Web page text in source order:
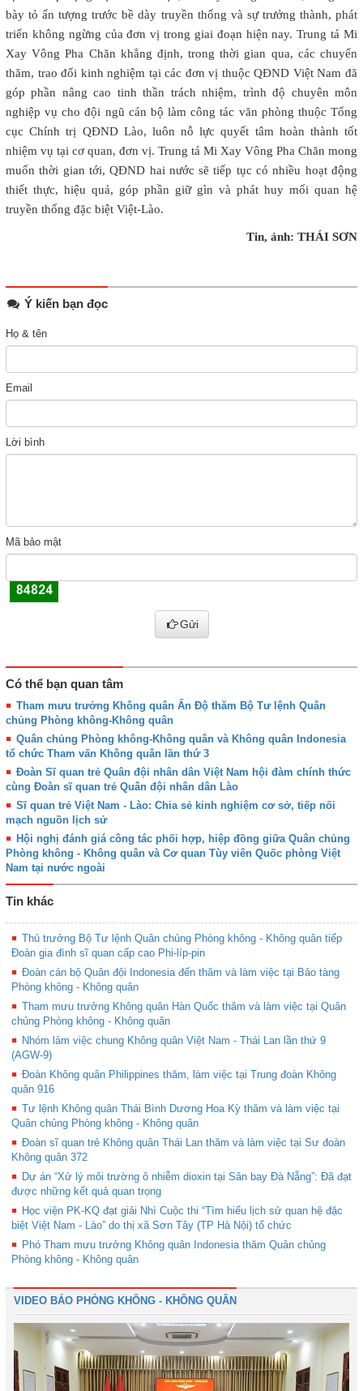
bày tỏ ấn tượng trước bề dày truyền thống và sự trưởng thành, phát
triển không ngừng của đơn vị trong giai đoạn hiện nay. Trung tá Mi
Xay Vông Pha Chăn khẳng định, trong thời gian qua, các chuyến
thăm, trao đổi kinh nghiệm tại các đơn vị thuộc QĐND Việt Nam đã
góp phần nâng cao tinh thần trách nhiệm, trình độ chuyên môn
nghiệp vụ cho đội ngũ cán bộ làm công tác văn phòng thuộc Tổng
cục Chính trị QĐND Lào, luôn nỗ lực quyết tâm hoàn thành tốt
nhiệm vụ tại cơ quan, đơn vị. Trung tá Mi Xay Vông Pha Chăn mong
muốn thời gian tới, QĐND hai nước sẽ tiếp tục có nhiều hoạt động
thiết thực, hiệu quả, góp phần giữ gìn và phát huy mối quan hệ
truyền thống đặc biệt Việt-Lào.
Tin, ảnh: THÁI SƠN
Ý kiến bạn đọc
Họ & tên
Email
Lời bình
Mã bảo mật
Gửi
Có thể bạn quan tâm
Tham mưu trưởng Không quân Ấn Độ thăm Bộ Tư lệnh Quân
chủng Phòng không-Không quân
Quân chủng Phòng không-Không quân và Không quân Indonesia
tổ chức Tham vấn Không quân lần thứ 3
Đoàn Sĩ quan trẻ Quân đội nhân dân Việt Nam hội đàm chính thức
cùng Đoàn sĩ quan trẻ Quân đội nhân dân Lào
Sĩ quan trẻ Việt Nam - Lào: Chia sẻ kinh nghiệm cơ sở, tiếp nối
mạch nguồn lịch sử
Hội nghị đánh giá công tác phối hợp, hiệp đồng giữa Quân chủng
Phòng không - Không quân và Cơ quan Tùy viên Quốc phòng Việt
Nam tại nước ngoài
Tin khác
Thủ trưởng Bộ Tư lệnh Quân chủng Phòng không - Không quân tiếp
Đoàn gia đình sĩ quan cấp cao Phi-líp-pin
Đoàn cán bộ Quân đội Indonesia đến thăm và làm việc tại Bảo tàng
Phòng không - Không quân
Tham mưu trưởng Không quân Hàn Quốc thăm và làm việc tại Quân
chủng Phòng không - Không quân
Nhóm làm việc chung Không quân Việt Nam - Thái Lan lần thứ 9
(AGW-9)
Đoàn Không quân Philippines thăm, làm việc tại Trung đoàn Không
quân 916
Tư lệnh Không quân Thái Bình Dương Hoa Kỳ thăm và làm việc tại
Quân chủng Phòng không - Không quân
Đoàn sĩ quan trẻ Không quân Thái Lan thăm và làm việc tại Sư đoàn
Không quân 372
Dự án “Xử lý môi trường ô nhiễm dioxin tại Sân bay Đà Nẵng”: Đã đạt
được những kết quả quan trọng
Học viện PK-KQ đạt giải Nhì Cuộc thi “Tìm hiểu lịch sử quan hệ đặc
biệt Việt Nam - Lào” do thị xã Sơn Tây (TP Hà Nội) tổ chức
Phó Tham mưu trưởng Không quân Indonesia thăm Quân chủng
Phòng không - Không quân
VIDEO BÁO PHÒNG KHÔNG - KHÔNG QUÂN